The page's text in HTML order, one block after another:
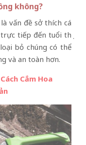
không?
vấn đề sở thích cá
tiếp đến tuổi thọ
bỏ chúng có thể
và an toàn hơn.
Cắm Hoa